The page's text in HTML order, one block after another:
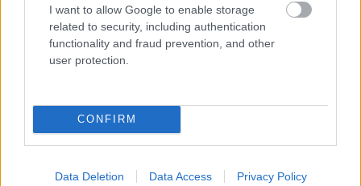
I want to allow Google to enable storage
related to security, including authentication
functionality and fraud prevention, and other
user protection.
CONFIRM
Data Deletion Data Access Privacy Policy
futotta meg 1:13.808-as idejét.
forgalom, de a figyelmetlenség itt duplán büntet ezen a